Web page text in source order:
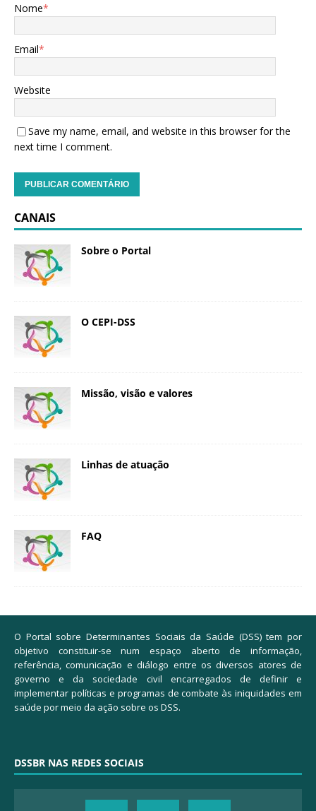
Nome*
Email*
Website
Save my name, email, and website in this browser for the
next time I comment.
CANAIS
Sobre o Portal
O CEPI-DSS
Missão, visão e valores
Linhas de atuação
FAQ
O Portal sobre Determinantes Sociais da Saúde (DSS) tem por
objetivo constituir-se num espaço aberto de informação,
referência, comunicação e diálogo entre os diversos atores de
governo e da sociedade civil encarregados de definir e
implementar políticas e programas de combate às iniquidades em
saúde por meio da ação sobre os DSS.
DSSBR NAS REDES SOCIAIS